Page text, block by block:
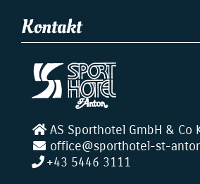
Kontakt
AS Sporthotel GmbH & Co
office@sporthotel-st-
+43 5446 3111